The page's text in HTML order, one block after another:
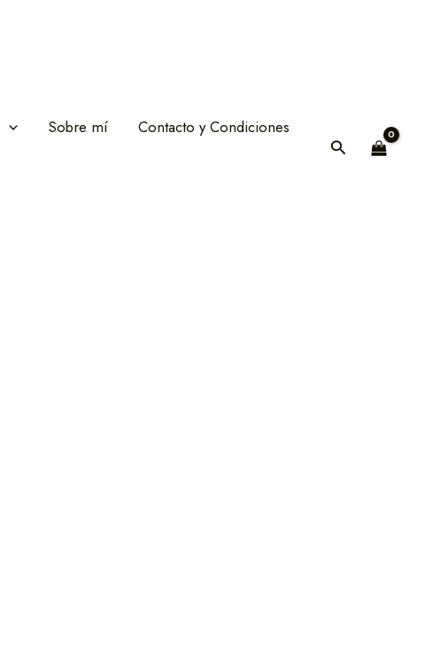
Sobre mí Contacto y Condiciones
Buscar